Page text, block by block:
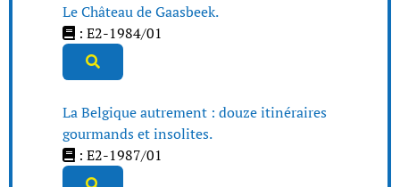
Le Château de Gaasbeek.
: E2-1984/01
La Belgique autrement : douze itinéraires
gourmands et insolites.
: E2-1987/01